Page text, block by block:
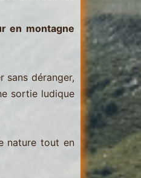
en montagne
sans déranger,
sortie ludique
nature tout en